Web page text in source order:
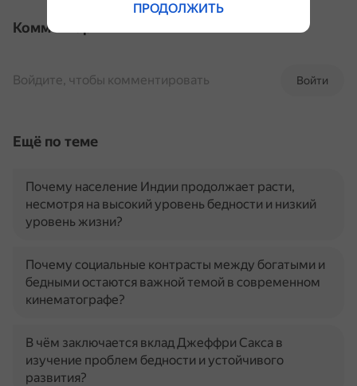
Комментарии
Войти
Войдите, чтобы комментировать
Ещё по теме
Почему население Индии продолжает расти,
несмотря на высокий уровень бедности и низкий
уровень жизни?
Почему социальные контрасты между богатыми и
бедными остаются важной темой в современном
кинематографе?
В чём заключается вклад Джеффри Сакса в
изучение проблем бедности и устойчивого
развития?
ПРОДОЛЖИТЬ